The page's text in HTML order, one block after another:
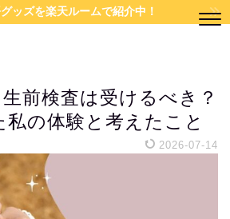
ッズを楽天ルームで紹介中！
前検査は受けるべき？
の体験と考えたこと
2026-07-14